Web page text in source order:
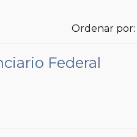
Ordenar por:
Federal